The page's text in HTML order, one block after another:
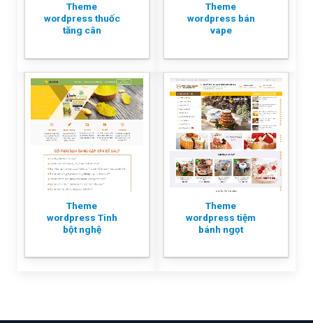
Theme
wordpress thuốc
tăng cân
Theme
wordpress bán
vape
Theme
wordpress Tinh
bột nghệ
Theme
wordpress tiệm
bánh ngọt